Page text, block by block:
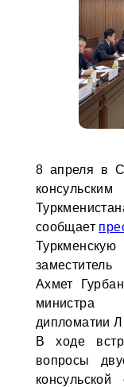
8 апреля в
сообщает
Ахмет
министра
дипломатии
В ходе
вопросы